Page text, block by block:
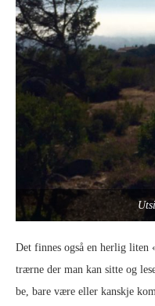
Det finnes også en herlig liten
trærne der man kan sitte og
be, bare være eller kanskje